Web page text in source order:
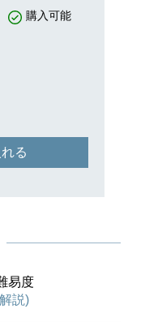
購入可能
る
易度
説)